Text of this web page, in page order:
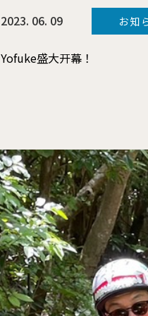
2023. 06. 09 お知
Yofuke盛大开幕！